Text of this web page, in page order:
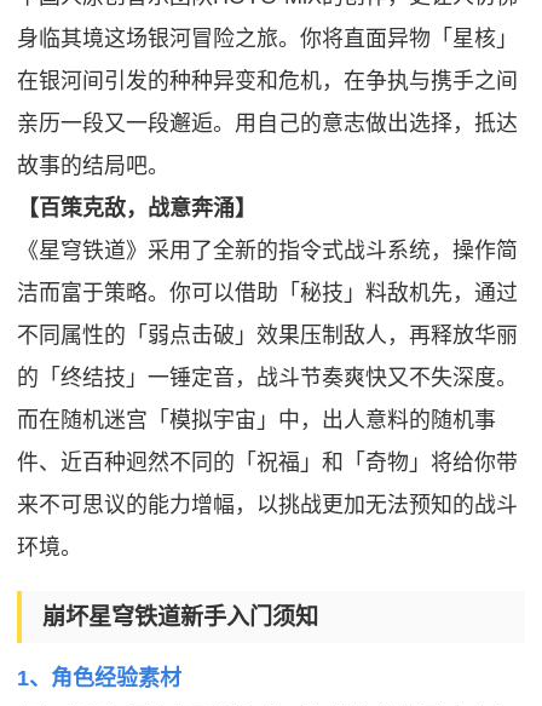
身临其境这场银河冒险之旅。你将直面异物「星核」
在银河间引发的种种异变和危机，在争执与携手之间
亲历一段又一段邂逅。用自己的意志做出选择，抵达
故事的结局吧。
【百策克敌，战意奔涌】
《星穹铁道》采用了全新的指令式战斗系统，操作简
洁而富于策略。你可以借助「秘技」料敌机先，通过
不同属性的「弱点击破」效果压制敌人，再释放华丽
的「终结技」一锤定音，战斗节奏爽快又不失深度。
而在随机迷宫「模拟宇宙」中，出人意料的随机事
件、近百种迥然不同的「祝福」和「奇物」将给你带
来不可思议的能力增幅，以挑战更加无法预知的战斗
环境。
崩坏星穹铁道新手入门须知
1、角色经验素材